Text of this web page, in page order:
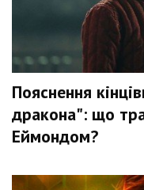
Пояснення
дракона": що
Еймондом?